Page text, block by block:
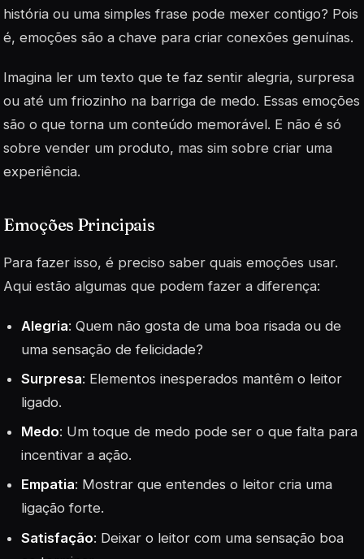
história ou uma simples frase pode mexer contigo? Pois
é, emoções são a chave para criar conexões genuínas.
Imagina ler um texto que te faz sentir alegria, surpresa
ou até um friozinho na barriga de medo. Essas emoções
são o que torna um conteúdo memorável. E não é só
sobre vender um produto, mas sim sobre criar uma
experiência.
Emoções Principais
Para fazer isso, é preciso saber quais emoções usar.
Aqui estão algumas que podem fazer a diferença:
Alegria: Quem não gosta de uma boa risada ou de
uma sensação de felicidade?
Surpresa: Elementos inesperados mantêm o leitor
ligado.
Medo: Um toque de medo pode ser o que falta para
incentivar a ação.
Empatia: Mostrar que entendes o leitor cria uma
ligação forte.
Satisfação: Deixar o leitor com uma sensação boa